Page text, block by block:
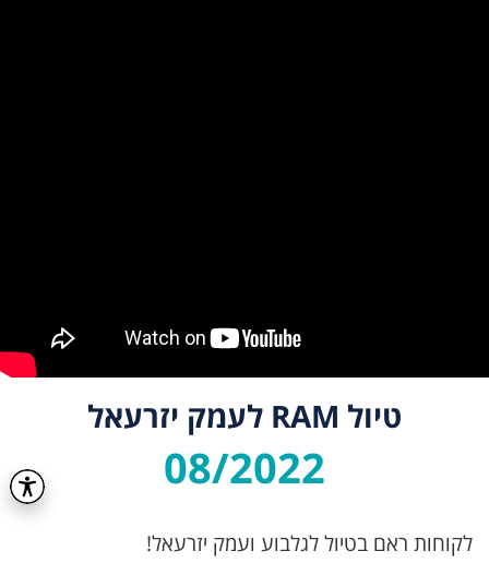
טיול RAM לעמק יזרעאל
08/2022
לקוחות ראם בטיול לגלבוע ועמק יזרעאל!